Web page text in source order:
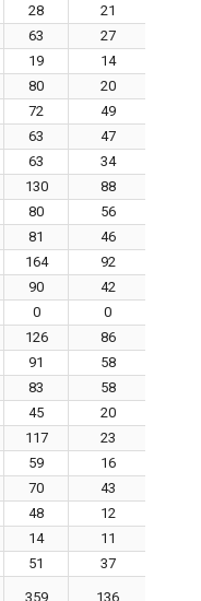
28 21
63 27
19 14
80 20
72 49
63 47
63 34
130 88
80 56
81 46
164 92
90 42
0 0
126 86
91 58
83 58
45 20
117 23
59 16
70 43
48 12
14 11
51 37
359 136